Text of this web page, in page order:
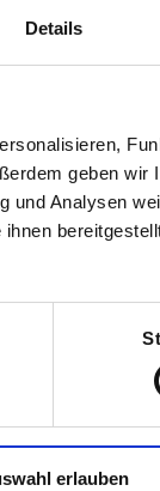
Details
geben
Analysen
erlauben
hat (z.B.
is exactly
effizient
im
eine
„Skills“ zu